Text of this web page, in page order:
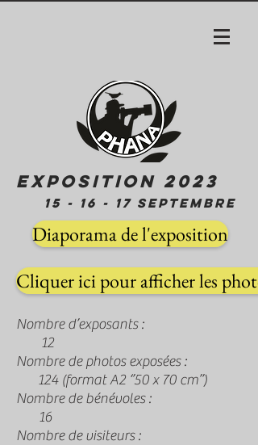
EXPOSITION 2023
15 - 16 - 17 SEPTEMBRE
Diaporama de l'exposition
Cliquer ici pour afficher les
Nombre d’exposants :
12
Nombre de photos exposées :
124 (format A2 ‘’50 x 70 cm’’)
Nombre de bénévoles :
16
Nombre de visiteurs :